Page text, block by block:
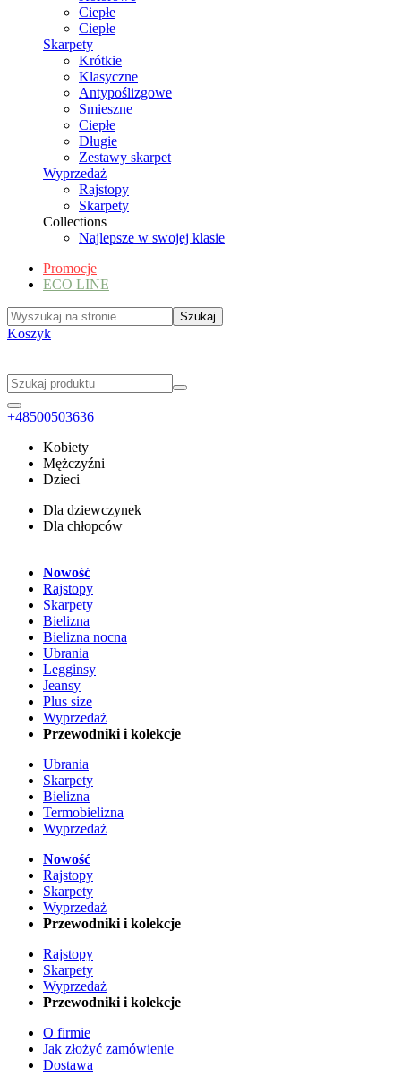
Ciepłe
Ciepłe
Skarpety
Krótkie
Klasyczne
Antypoślizgowe
Smieszne
Ciepłe
Długie
Zestawy skarpet
Wyprzedaż
Rajstopy
Skarpety
Collections
Najlepsze w swojej klasie
Promocje
ECO LINE
Koszyk
+48500503636
Kobiety
Mężczyźni
Dzieci
Dla dziewczynek
Dla chłopców
Nowość
Rajstopy
Skarpety
Bielizna
Bielizna nocna
Ubrania
Legginsy
Jeansy
Plus size
Wyprzedaż
Przewodniki i kolekcje
Ubrania
Skarpety
Bielizna
Termobielizna
Wyprzedaż
Nowość
Rajstopy
Skarpety
Wyprzedaż
Przewodniki i kolekcje
Rajstopy
Skarpety
Wyprzedaż
Przewodniki i kolekcje
O firmie
Jak złożyć zamówienie
Dostawa